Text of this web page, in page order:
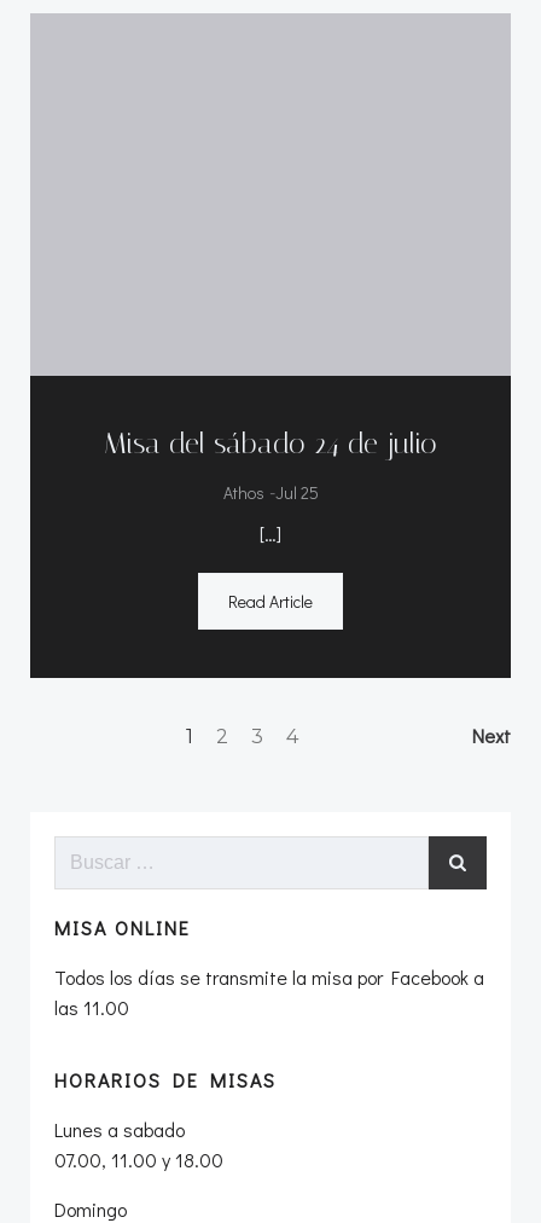
Misa del sábado 24 de julio
Athos -Jul 25
[…]
Read Article
Navegación
las
entradas
Página
1 Página
2 Página
3 Página
4
las
Next
Buscar:
MISA ONLINE
Todos los días se transmite la misa por Facebook a
las 11.00
HORARIOS DE MISAS
Lunes a sabado
07.00, 11.00 y 18.00
Domingo